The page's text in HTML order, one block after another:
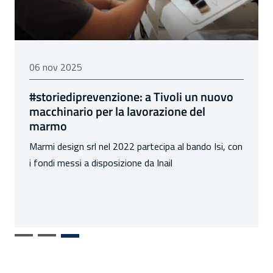
06 novembre 2025
06 nov 2025
#storiediprevenzione: a Tivoli un nuovo
macchinario per la lavorazione del
marmo
Marmi design srl nel 2022 partecipa al bando Isi, con
i fondi messi a disposizione da Inail